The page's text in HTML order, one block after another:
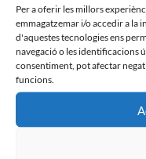
Per a oferir les millors
emmagatzemar i/o accedir a la
d'aquestes tecnologies ens
navegació o les identificacions
consentiment, pot afectar
funcions.
ELS EQUIPS
PASSARAN A
VALERO CE
Leer más »